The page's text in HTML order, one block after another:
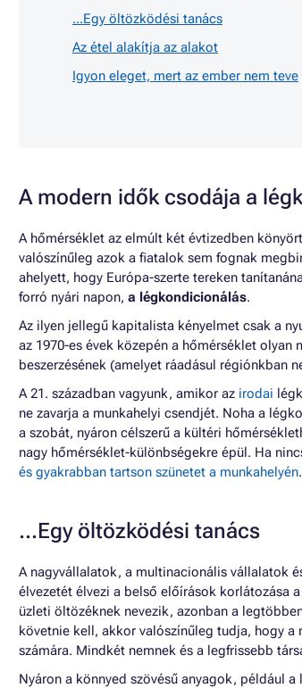
...Egy öltözködési tanács
Az étel alakítja az alakot
Igyon eleget, mert az ember nem teve
A modern idők csodája a
A hőmérséklet az elmúlt két évtizedben
valószínűleg azok a fiatalok sem fognak
ahelyett, hogy Európa-szerte tereken
forró nyári napon, a légkondicionálás.
Az ilyen jellegű kapitalista kényelmet csak a
az 1970-es évek közepén a hőmérséklet
beszerzésének (amelyet ráadásul régiónkban
A 21. században vagyunk, amikor az irodai
ne zavarja a munkahelyi csendjét. Noha a
a szobát, nyáron célszerű a kültéri
nagy hőmérséklet-különbségekre épül. Ha
és gyakrabban tartson szünetet a munkahelyén
...Egy öltözködési tanács
A nagyvállalatok, a multinacionális vállalatok
élvezetét élvezi a belső előírások korlátozása
üzleti öltözéknek nevezik, azonban a
követnie kell, akkor valószínűleg tudja, hogy a
számára. Mindkét nemnek és a legfrissebb
Nyáron a könnyed szövésű anyagok, például